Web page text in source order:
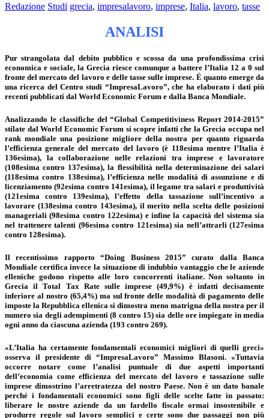
Redazione Studi grecia, impresalavoro, imprese, Italia, lavoro, tasse
ANALISI
Pur strangolata dal debito pubblico e scossa da una profondissima crisi
economica e sociale, la Grecia riesce comunque a battere l’Italia 12 a 0 sul
fronte del mercato del lavoro e delle tasse sulle imprese. È quanto emerge da
una ricerca del Centro studi “ImpresaLavoro”, che ha elaborato i dati più
recenti pubblicati dal World Economic Forum e dalla Banca Mondiale.
Analizzando le classifiche del “Global Competitiviness Report 2014-2015”
stilate dal World Economic Forum si scopre infatti che la Grecia occupa nel
rank mondiale una posizione migliore della nostra per quanto riguarda
l’efficienza generale del mercato del lavoro (è 118esima mentre l’Italia è
136esima), la collaborazione nelle relazioni tra imprese e lavoratore
(108esima contro 137esima), la flessibilità nella determinazione dei salari
(118esima contro 138esima), l’efficienza nelle modalità di assunzione e di
licenziamento (92esima contro 141esima), il legame tra salari e produttività
(121esima contro 139esima), l’effetto della tassazione sull’incentivo a
lavorare (138esima contro 143esima), il merito nella scelta delle posizioni
manageriali (98esima contro 122esima) e infine la capacità del sistema sia
nel trattenere talenti (96esima contro 121esima) sia nell’attrarli (127esima
contro 128esima).
Il recentissimo rapporto “Doing Business 2015” curato dalla Banca
Mondiale certifica invece la situazione di indubbio vantaggio che le aziende
elleniche godono rispetto alle loro concorrenti italiane. Non soltanto in
Grecia il Total Tax Rate sulle imprese (49,9%) è infatti decisamente
inferiore al nostro (65,4%) ma sul fronte delle modalità di pagamento delle
imposte la Repubblica ellenica si dimostra meno matrigna della nostra per il
numero sia degli adempimenti (8 contro 15) sia delle ore impiegate in media
ogni anno da ciascuna azienda (193 contro 269).
«L’Italia ha certamente fondamentali economici migliori di quelli greci»
osserva il presidente di “ImpresaLavoro” Massimo Blasoni. «Tuttavia
occorre notare come l’analisi puntuale di due aspetti importanti
dell’economia come efficienza del mercato del lavoro e tassazione sulle
imprese dimostrino l’arretratezza del nostro Paese. Non è un dato banale
perché i fondamentali economici sono figli delle scelte fatte in passato:
liberare le nostre aziende da un fardello fiscale ormai insostenibile e
produrre regole sul lavoro semplici e certe sono due passaggi non più